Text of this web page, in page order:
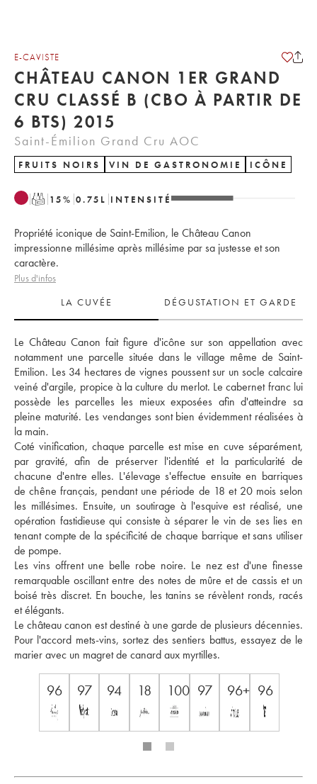
E-CAVISTE
CHÂTEAU CANON 1ER GRAND
CRU CLASSÉ B (CBO À PARTIR DE
6 BTS) 2015
Saint-Émilion Grand Cru AOC
FRUITS NOIRS VIN DE GASTRONOMIE ICÔNE
T 15% 0.75 L INTENSITÉ
Propriété iconique de Saint-Emilion, le Château Canon
impressionne millésime après millésime par sa justesse et son
caractère.
Plus d'infos
LA CUVÉE
DÉGUSTATION ET GARDE
Le Château Canon fait figure d'icône sur son appellation avec
notamment une parcelle située dans le village même de Saint-
Emilion. Les 34 hectares de vignes poussent sur un socle calcaire
veiné d'argile, propice à la culture du merlot. Le cabernet franc lui
possède les parcelles les mieux exposées afin d'atteindre sa
pleine maturité. Les vendanges sont bien évidemment réalisées à
la main.
Coté vinification, chaque parcelle est mise en cuve séparément,
par gravité, afin de préserver l'identité et la particularité de
chacune d'entre elles. L'élevage s'effectue ensuite en barriques
de chêne français, pendant une période de 18 et 20 mois selon
les millésimes. Ensuite, un soutirage à l'esquive est réalisé, une
opération fastidieuse qui consiste à séparer le vin de ses lies en
tenant compte de la spécificité de chaque barrique et sans utiliser
de pompe.
Les vins offrent une belle robe noire. Le nez est d'une finesse
remarquable oscillant entre des notes de mûre et de cassis et un
boisé très discret. En bouche, les tanins se révèlent ronds, racés
et élégants.
Le château canon est destiné à une garde de plusieurs décennies.
Pour l'accord mets-vins, sortez des sentiers battus, essayez de le
marier avec un magret de canard aux myrtilles.
96 97 94 18 100 97 96+ 96